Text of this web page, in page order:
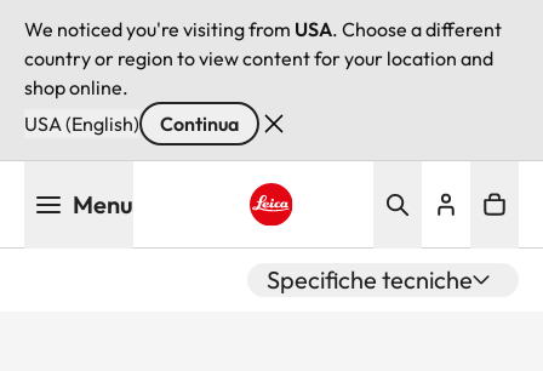
We noticed you're visiting from USA. Choose a different
country or region to view content for your location and
shop online.
USA (English)
Continua
Menu
Specifiche tecniche